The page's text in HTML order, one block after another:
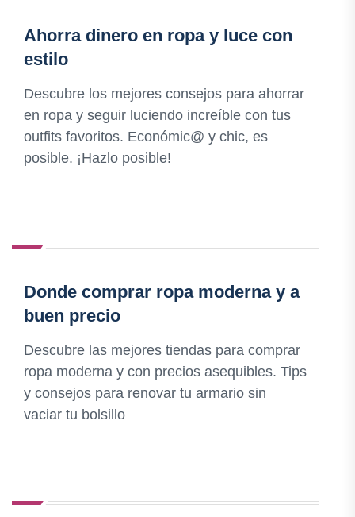
Ahorra dinero en ropa y luce con
estilo
Descubre los mejores consejos para ahorrar
en ropa y seguir luciendo increíble con tus
outfits favoritos. Económic@ y chic, es
posible. ¡Hazlo posible!
Donde comprar ropa moderna y a
buen precio
Descubre las mejores tiendas para comprar
ropa moderna y con precios asequibles. Tips
y consejos para renovar tu armario sin
vaciar tu bolsillo